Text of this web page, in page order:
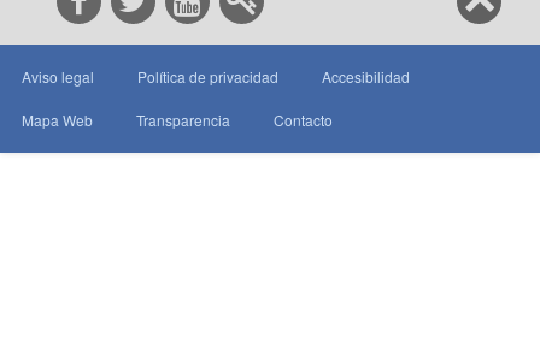
Aviso legal Política de privacidad Accesibilidad
Mapa Web Transparencia Contacto